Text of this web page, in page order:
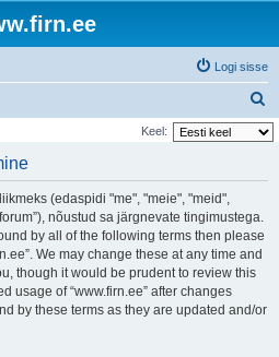
Logi sisse
t
Keel:
(edaspidi "me", "meie", "meid",
nõustud sa järgnevate tingimustega.
by all of the following terms then please
We may change these at any time and
though it would be prudent to review this
usage of “www.firn.ee” after changes
by these terms as they are updated and/or